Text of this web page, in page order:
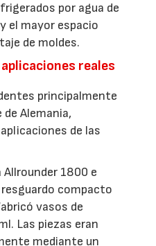
por agua de
el mayor espacio
de moldes.
reales
principalmente
Alemania,
de las
Allrounder 1800 e
resguardo compacto
vasos de
Las piezas eran
mediante un